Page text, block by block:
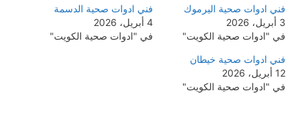
فني ادوات صحية اليرموك
3 أبريل، 2026
في "ادوات صحية الكويت"
فني ادوات صحية الدسمة
4 أبريل، 2026
في "ادوات صحية الكويت"
فني ادوات صحية خيطان
12 أبريل، 2026
في "ادوات صحية الكويت"